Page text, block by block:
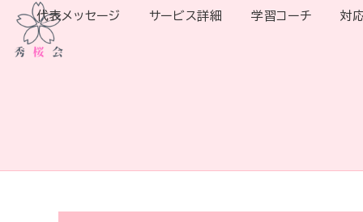
代表メッセージ サービス詳細 学習コーチ 対